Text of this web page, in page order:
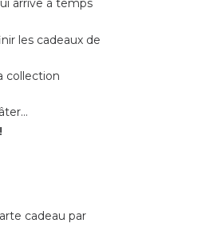
arrive à temps
les cadeaux de
collection
cadeau par